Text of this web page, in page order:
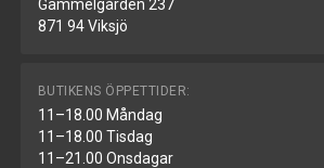
Gammelgården 237
871 94 Viksjö
BUTIKENS ÖPPETTIDER:
11–18.00 Måndag
11–18.00 Tisdag
11–21.00 Onsdagar